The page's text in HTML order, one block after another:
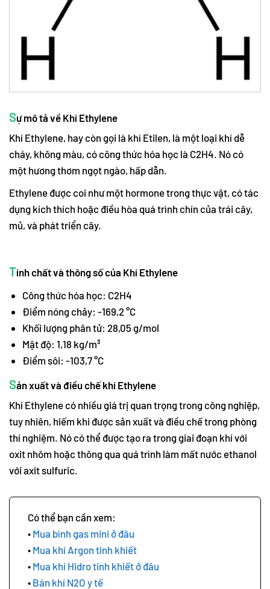
Sự mô tả về Khí Ethylene
Khí Ethylene, hay còn gọi là khí Etilen, là một loại khí dễ
cháy, không màu, có công thức hóa học là C2H4. Nó có
một hương thơm ngọt ngào, hấp dẫn.
Ethylene được coi như một hormone trong thực vật, có tác
dụng kích thích hoặc điều hòa quá trình chín của trái cây,
mủ, và phát triển cây.
Tính chất và thông số của Khí Ethylene
Công thức hóa học: C2H4
Điểm nóng chảy: -169,2 °C
Khối lượng phân tử: 28,05 g/mol
Mật độ: 1,18 kg/m³
Điểm sôi: -103,7 °C
Sản xuất và điều chế khí Ethylene
Khí Ethylene có nhiều giá trị quan trọng trong công nghiệp,
tuy nhiên, hiếm khi được sản xuất và điều chế trong phòng
thí nghiệm. Nó có thể được tạo ra trong giai đoạn khí với
oxit nhôm hoặc thông qua quá trình làm mất nước ethanol
với axit sulfuric.
Mua bình gas mini ở đâu
Mua khí Argon tinh khiết
Mua khí Hidro tinh khiết ở đâu
Bán khí N2O y tế